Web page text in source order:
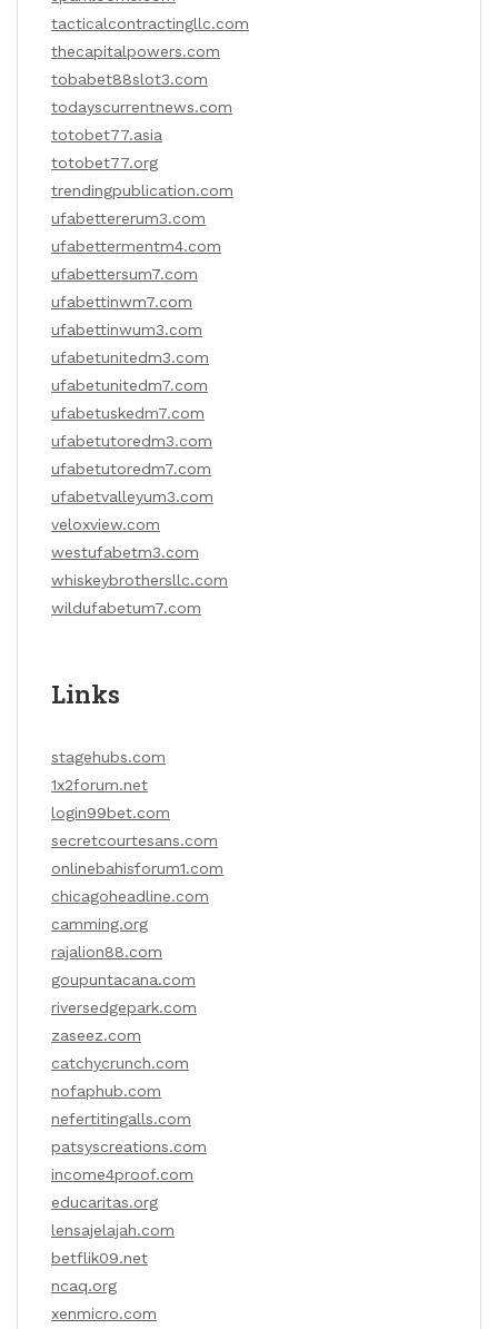
tacticalcontractingllc.com
thecapitalpowers.com
tobabet88slot3.com
todayscurrentnews.com
totobet77.asia
totobet77.org
trendingpublication.com
ufabettererum3.com
ufabettermentm4.com
ufabettersum7.com
ufabettinwm7.com
ufabettinwum3.com
ufabetunitedm3.com
ufabetunitedm7.com
ufabetuskedm7.com
ufabetutoredm3.com
ufabetutoredm7.com
ufabetvalleyum3.com
veloxview.com
westufabetm3.com
whiskeybrothersllc.com
wildufabetum7.com
Links
stagehubs.com
1x2forum.net
login99bet.com
secretcourtesans.com
onlinebahisforum1.com
chicagoheadline.com
camming.org
rajalion88.com
goupuntacana.com
riversedgepark.com
zaseez.com
catchycrunch.com
nofaphub.com
nefertitingalls.com
patsyscreations.com
income4proof.com
educaritas.org
lensajelajah.com
betflik09.net
ncaq.org
xenmicro.com